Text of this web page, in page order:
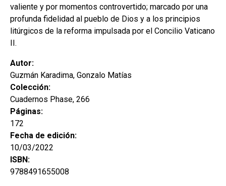
valiente y por momentos controvertido; marcado por una
profunda fidelidad al pueblo de Dios y a los principios
litúrgicos de la reforma impulsada por el Concilio Vaticano
II.
Autor:
Guzmán Karadima, Gonzalo Matías
Colección:
Cuadernos Phase, 266
Páginas:
172
Fecha de edición:
10/03/2022
ISBN:
9788491655008